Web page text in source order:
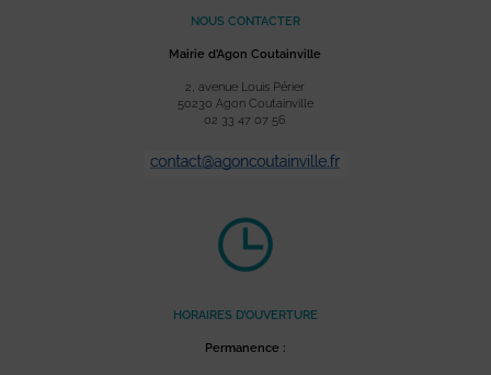
NOUS CONTACTER
Mairie d’Agon Coutainville
2, avenue Louis Périer
50230 Agon Coutainville
02 33 47 07 56
HORAIRES D’OUVERTURE
Permanence :